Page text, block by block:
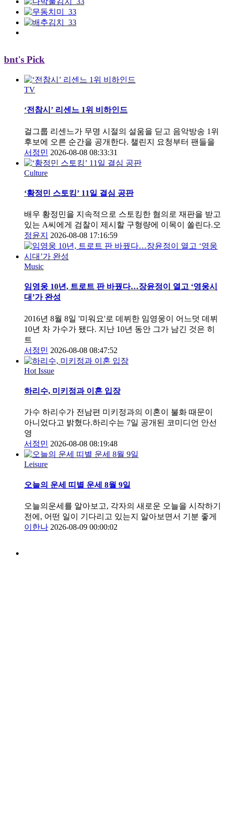
bnt's Pick
TV
‘전참시’ 리센느 1위 비하인드
걸그룹 리센느가 무명 시절의 설움을 딛고 음악방송 1위
후보에 오른 순간을 공개한다. 챌린지 요청부터 팬들을
서정민 2026-08-08 08:33:31
Culture
‘황정민 스토킹’ 11일 결심 공판
배우 황정민을 지속적으로 스토킹한 혐의로 재판을 받고
있는 A씨에게 검찰이 제시할 구형량에 이목이 쏠린다.오
정윤지
2026-08-08 17:16:59
Music
임영웅 10년, 트로트 판 바꿨다…장윤정이 열고 ‘영웅시
대’가 완성
2016년 8월 8일 '미워요'로 데뷔한 임영웅이 어느덧 데뷔
10년 차 가수가 됐다. 지난 10년 동안 그가 남긴 것은 히
트
서정민 2026-08-08 08:47:52
Hot Issue
하리수, 미키정과 이혼 입장
가수 하리수가 전남편 미키정과의 이혼이 불화 때문이
아니었다고 밝혔다.하리수는 7일 공개된 코미디언 안선
영
서정민 2026-08-08 08:19:48
Leisure
오늘의 운세 띠별 운세 8월 9일
오늘의운세를 알아보고, 각자의 새로운 오늘을 시작하기
전에, 어떤 일이 기다리고 있는지 알아보면서 기분 좋게
이한나 2026-08-09 00:00:02